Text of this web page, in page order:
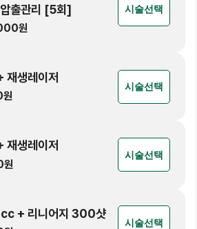
출관리 [5회]
원
시술선택
생레이저
원
시술선택
생레이저
원
시술선택
+ 리니어지 300샷
시술선택